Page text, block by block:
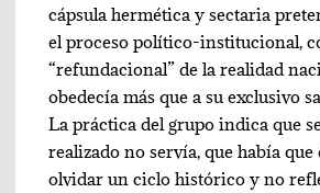
cápsula hermética y sectaria
el proceso político-institucional,
“refundacional” de la realidad
obedecía más que a su exclusivo
La práctica del grupo indica que
realizado no servía, que había que
olvidar un ciclo histórico y no